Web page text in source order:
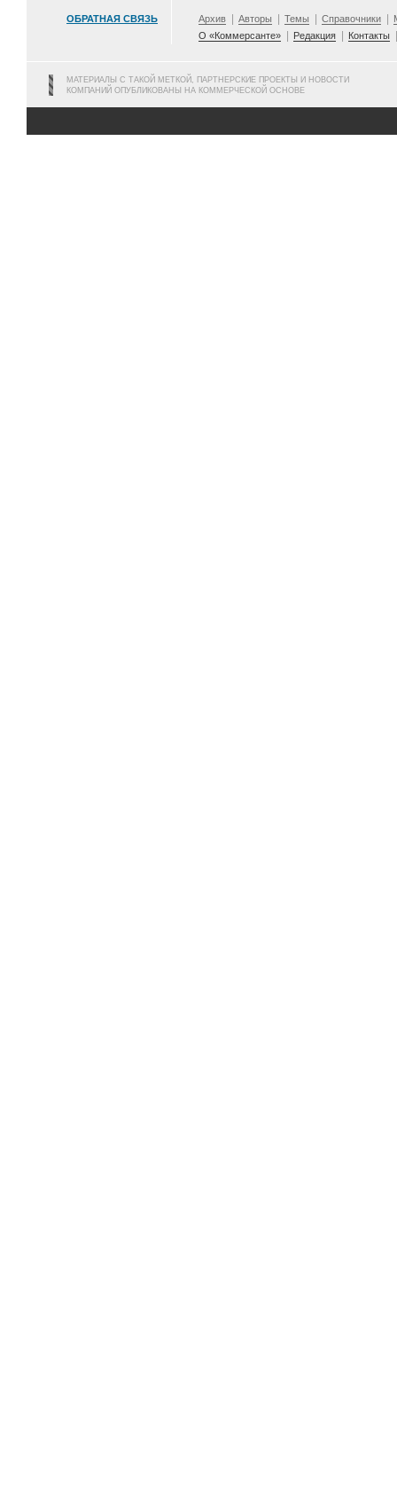
ОБРАТНАЯ СВЯЗЬ Архив Авторы Темы Справочники
О «Коммерсанте»
Редакция Контакты
МАТЕРИАЛЫ С ТАКОЙ МЕТКОЙ, ПАРТНЕРСКИЕ ПРОЕКТЫ И НОВОСТИ
КОМПАНИЙ ОПУБЛИКОВАНЫ НА КОММЕРЧЕСКОЙ ОСНОВЕ